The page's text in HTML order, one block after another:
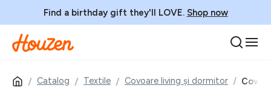
Find a birthday gift they'll LOVE. Shop now
Catalog Textile Covoare living și dormitor